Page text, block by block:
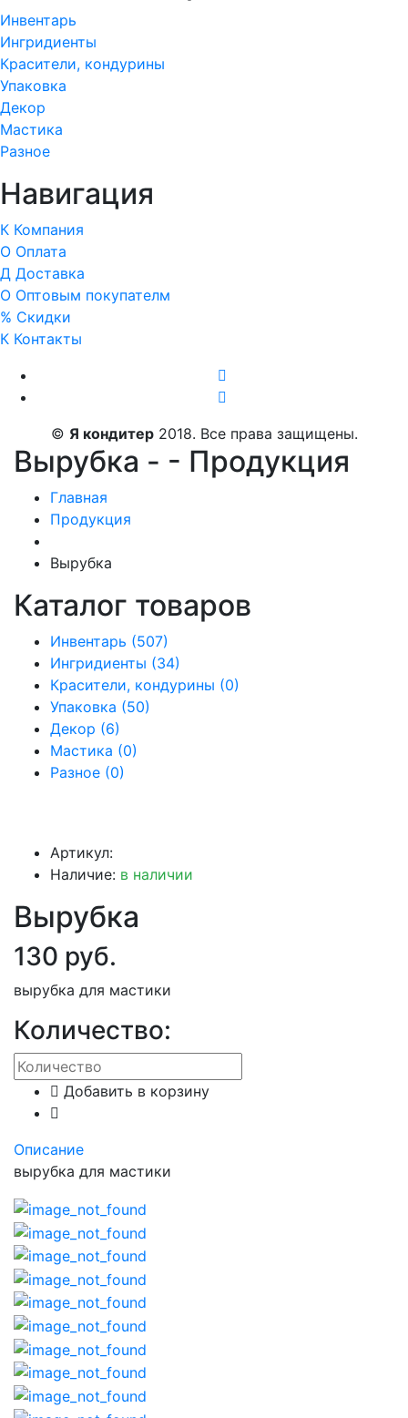
Инвентарь
Ингридиенты
Красители, кондурины
Упаковка
Декор
Мастика
Разное
Навигация
К Компания
О Оплата
Д Доставка
О Оптовым покупателм
% Скидки
К Контакты
© Я кондитер2018. Все права защищены.
Вырубка - - Продукция
Главная
Продукция
Вырубка
Каталог товаров
Инвентарь (507)
Ингридиенты (34)
Красители, кондурины (0)
Упаковка (50)
Декор (6)
Мастика (0)
Разное (0)
Артикул:
Наличие: в наличии
Вырубка
130 руб.
вырубка для мастики
Количество:
Добавить в корзину
Описание
вырубка для мастики